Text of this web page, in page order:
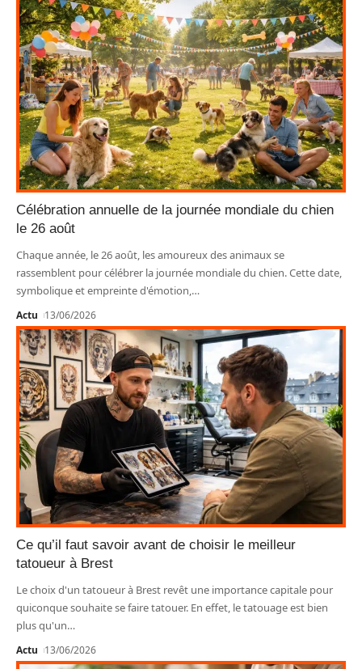
Célébration annuelle de la journée mondiale du chien
le 26 août
Chaque année, le 26 août, les amoureux des animaux se
rassemblent pour célébrer la journée mondiale du chien. Cette date,
symbolique et empreinte d'émotion,…
Actu 13/06/2026
Ce qu’il faut savoir avant de choisir le meilleur
tatoueur à Brest
Le choix d'un tatoueur à Brest revêt une importance capitale pour
quiconque souhaite se faire tatouer. En effet, le tatouage est bien
plus qu'un…
Actu 13/06/2026